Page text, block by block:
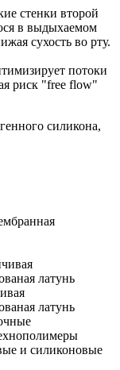
стенки второй
в выдыхаемом
сухость во рту.
потоки
риск "free flow"
силикона,
латунь
латунь
и силиконовые